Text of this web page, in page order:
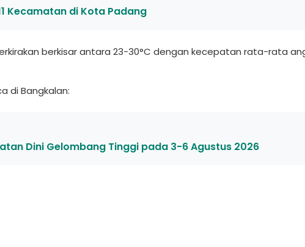
Kecamatan di Kota Padang
berkisar antara 23-30°C dengan kecepatan rata-rata
di Bangkalan:
Dini Gelombang Tinggi pada 3-6 Agustus 2026